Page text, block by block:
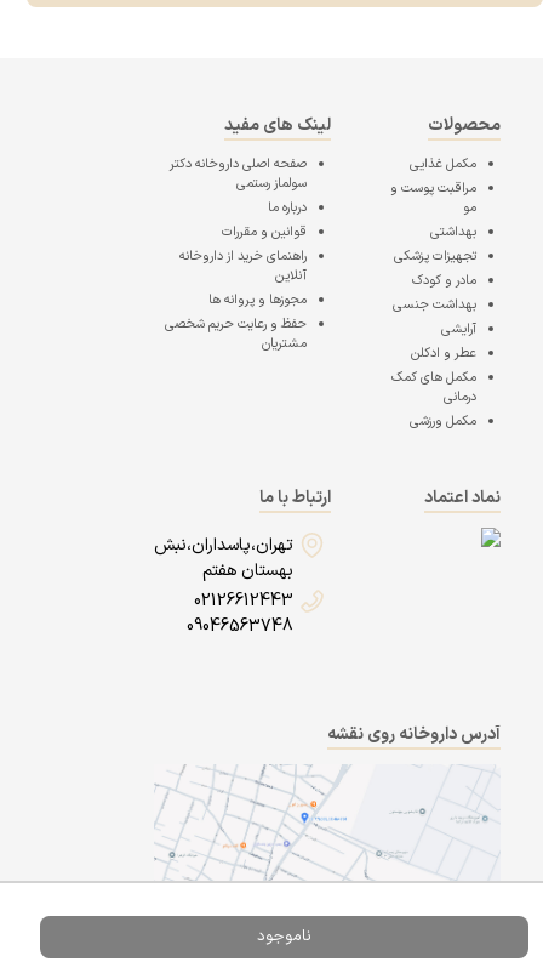
ناموجود
محصولات
مکمل غذایی
مراقبت پوست و
مو
بهداشتی
تجهیزات پزشکی
مادر و کودک
بهداشت جنسی
آرایشی
عطر و ادکلن
مکمل های کمک
درمانی
مکمل ورزشی
لینک های مفید
صفحه اصلیداروخانه دکتر
سولماز رستمی
درباره ما
قوانین و مقررات
راهنمای خرید از داروخانه
آنلاین
مجوزها و پروانه ها
حفظ و رعایت حریم شخصی
مشتریان
نماد اعتماد
ارتباط با ما
تهران،پاسداران،نبش
بهستان هفتم
02126612443
09046563748
آدرس داروخانه روی نقشه
A Pluss
Powered By